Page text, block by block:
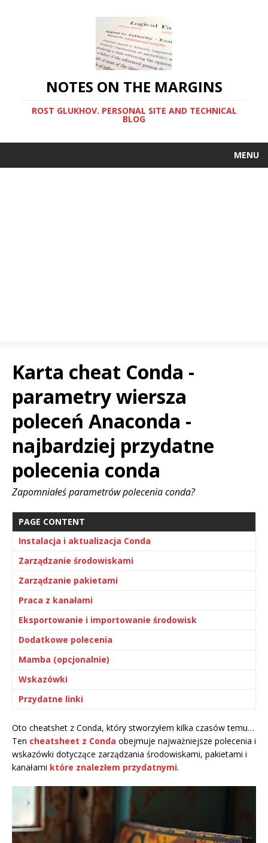
NOTES ON THE MARGINS
ROST GLUKHOV. PERSONAL SITE AND TECHNICAL
BLOG
MENU
Karta cheat Conda -
parametry wiersza
poleceń Anaconda -
najbardziej przydatne
polecenia conda
Zapomniałeś parametrów polecenia conda?
PAGE CONTENT
Instalacja i aktualizacja Conda
Zarządzanie środowiskami
Zarządzanie pakietami
Praca z kanałami
Eksportowanie i importowanie środowisk
Dodatkowe polecenia
Mamba (opcjonalnie)
Wskazówki
Przydatne linki
Oto cheatshet z Conda, który stworzyłem kilka czasów temu…
Ten cheatsheet z Conda obejmuje najważniejsze polecenia i
wskazówki dotyczące zarządzania środowiskami, pakietami i
kanałami które znalezłem przydatnymi.